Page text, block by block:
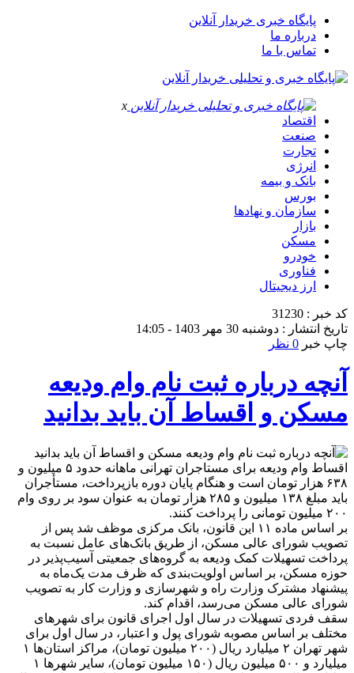
پایگاه خبری خریدار آنلاین
درباره ما
تماس با ما
x
اقتصاد
صنعت
تجارت
انرژی
بانک و بیمه
بورس
سازمان و نهادها
بازار
مسکن
خودرو
فناوری
ارز دیجیتال
کد خبر : 31230
تاریخ انتشار : دوشنبه 30 مهر 1403 - 14:05
چاپ خبر 0 نظر
آنچه درباره ثبت نام وام ودیعه
مسکن و اقساط آن باید بدانید
اقساط وام ودیعه برای مستاجران تهرانی ماهانه حدود ۵ میلیون و
۶۳۸ هزار تومان است و هنگام پایان دوره بازپرداخت، مستأجران
باید مبلغ ۱۳۸ میلیون و ۲۸۵ هزار تومان به عنوان سود بر روی وام
۲۰۰ میلیون تومانی را پرداخت کنند.
بر اساس ماده ۱۱ این قانون، بانک مرکزی موظف شد پس از
تصویب شورای عالی مسکن، از طریق بانک‌های عامل نسبت به
پرداخت تسهیلات کمک ودیعه به گروه‌های جمعیتی آسیب‌پذیر در
حوزه مسکن، بر اساس اولویت‌بندی که ظرف مدت یک‌ماه به
پیشنهاد مشترک وزارت راه و شهرسازی و وزارت کار به تصویب
شورای عالی مسکن می‌رسد، اقدام کند.
سقف فردی تسهیلات در سال اول اجرای قانون برای شهر‌های
مختلف بر اساس مصوبه شورای پول و اعتبار، در سال اول برای
شهر تهران ۲ میلیارد ریال (۲۰۰ میلیون تومان)، مراکز استان‌ها ۱
میلیارد و ۵۰۰ میلیون ریال (۱۵۰ میلیون تومان)، سایر شهر‌ها ۱